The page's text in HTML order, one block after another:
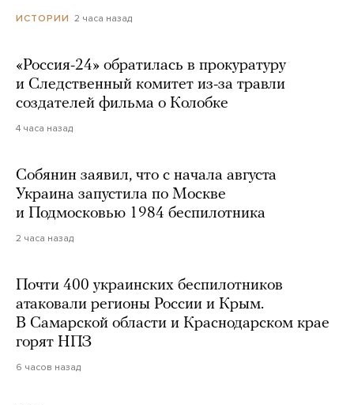
ИСТОРИИ 2 часа назад
«Россия-24» обратилась в прокуратуру
и Следственный комитет из-за травли
создателей фильма о Колобке
4 часа назад
Собянин заявил, что с начала августа
Украина запустила по Москве
и Подмосковью 1984 беспилотника
2 часа назад
Почти 400 украинских беспилотников
атаковали регионы России и Крым.
В Самарской области и Краснодарском крае
горят НПЗ
6 часов назад